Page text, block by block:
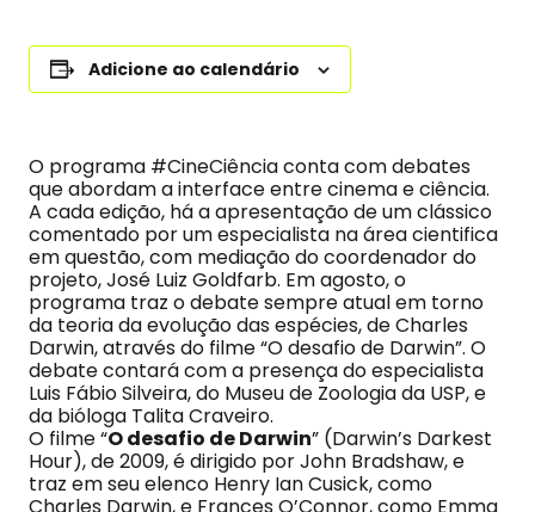
Adicione ao calendário
O programa #CineCiência conta com debates
que abordam a interface entre cinema e ciência.
A cada edição, há a apresentação de um clássico
comentado por um especialista na área cientifica
em questão, com mediação do coordenador do
projeto, José Luiz Goldfarb. Em agosto, o
programa traz o debate sempre atual em torno
da teoria da evolução das espécies, de Charles
Darwin, através do filme “O desafio de Darwin”. O
debate contará com a presença do especialista
Luis Fábio Silveira, do Museu de Zoologia da USP, e
da bióloga Talita Craveiro.
O filme “O desafio de Darwin” (Darwin’s Darkest
Hour), de 2009, é dirigido por John Bradshaw, e
traz em seu elenco Henry Ian Cusick, como